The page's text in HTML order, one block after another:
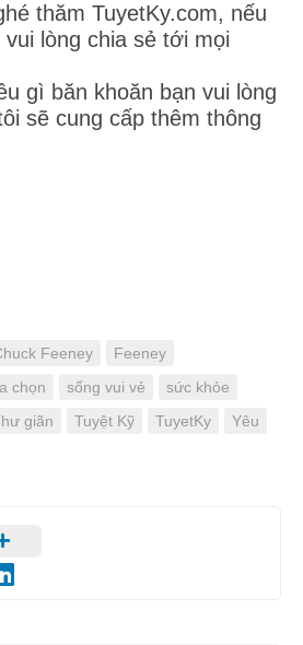
thăm TuyetKy.com, nếu
lòng chia sẻ tới mọi
gì băn khoăn bạn vui lòng
sẽ cung cấp thêm thông
Feeney
Feeney
chọn sống vui vẻ
sức khỏe
giãn Tuyệt Kỹ TuyetKy Yêu